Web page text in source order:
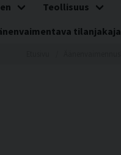
Teollisuus
tilanjakaja